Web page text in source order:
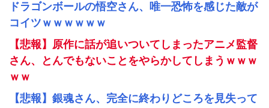
ドラゴンボールの悟空さん、唯一恐怖を感じた敵が
コイツｗｗｗｗｗｗ
【悲報】原作に話が追いついてしまったアニメ監督
さん、とんでもないことをやらかしてしまうｗｗｗ
ｗｗ
【悲報】銀魂さん、完全に終わりどころを見失って